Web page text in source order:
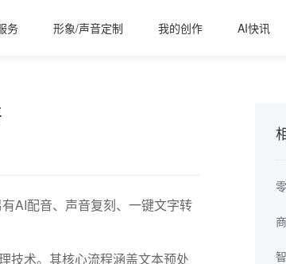
务 形象/声音定制 我的创作 AI快讯
AI配音、声音复刻、一键文字转
技术。其核心流程涵盖文本预处